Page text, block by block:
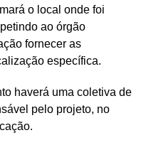
o local onde foi
ao órgão
fornecer as
específica.
haverá uma coletiva de
pelo projeto, no